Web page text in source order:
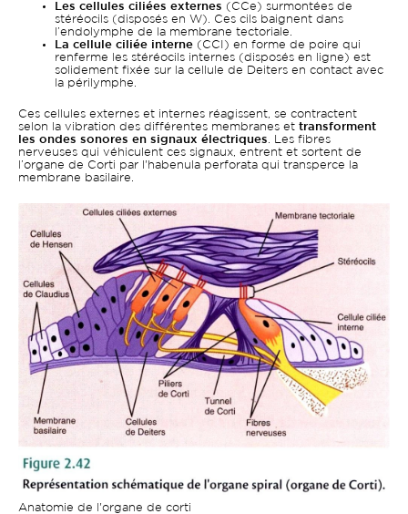
Les cellules ciliées externes (CCe) surmontées de
stéréocils (disposés en W). Ces cils baignent dans
l’endolymphe de la membrane tectoriale.
La cellule ciliée interne (CCI) en forme de poire qui
renferme les stéréocils internes (disposés en ligne) est
solidement fixée sur la cellule de Deiters en contact avec
la périlymphe.
Ces cellules externes et internes réagissent, se contractent
selon la vibration des différentes membranes et transforment
les ondes sonores en signaux électriques . Les fibres
nerveuses qui véhiculent ces signaux, entrent et sortent de
l’organe de Corti par l'habenula perforata qui transperce la
membrane basilaire.
Anatomie de l'organe de corti